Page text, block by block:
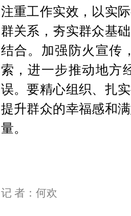
注重工作实效，以实
群关系，夯实群众基
结合。加强防火宣传
索，进一步推动地方
误。要精心组织、扎
提升群众的幸福感和
量。
记 者：何欢